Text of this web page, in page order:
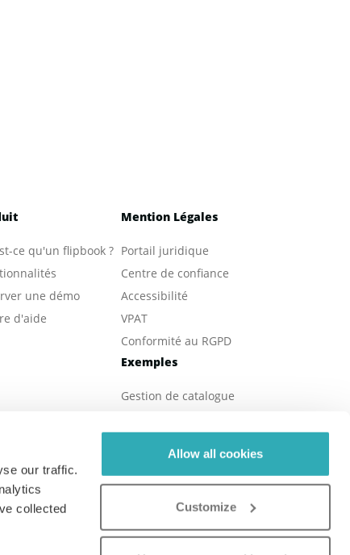
our traffic.
collected
Allow all cookies
Customize
ce qu'un flipbook ?
une démo
d'aide
Mention Légales
Portail juridique
Centre de confiance
Accessibilité
VPAT
Conformité au RGPD
Exemples
Gestion de catalogue
Immobilières
Brochures en ligne
Rapports numériques
Menus en ligne